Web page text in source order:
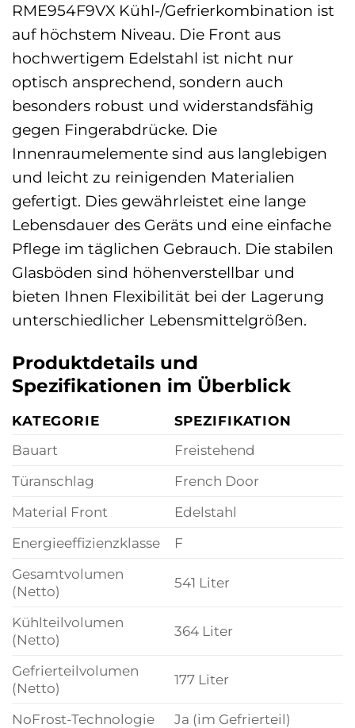
RME954F9VX Kühl-/Gefrierkombination ist
auf höchstem Niveau. Die Front aus
hochwertigem Edelstahl ist nicht nur
optisch ansprechend, sondern auch
besonders robust und widerstandsfähig
gegen Fingerabdrücke. Die
Innenraumelemente sind aus langlebigen
und leicht zu reinigenden Materialien
gefertigt. Dies gewährleistet eine lange
Lebensdauer des Geräts und eine einfache
Pflege im täglichen Gebrauch. Die stabilen
Glasböden sind höhenverstellbar und
bieten Ihnen Flexibilität bei der Lagerung
unterschiedlicher Lebensmittelgrößen.
Produktdetails und
Spezifikationen im Überblick
KATEGORIE
SPEZIFIKATION
Bauart
Freistehend
Türanschlag
French Door
Material Front
Edelstahl
Energieeffizienzklasse
F
Gesamtvolumen
(Netto)
541 Liter
Kühlteilvolumen
(Netto)
364 Liter
Gefrierteilvolumen
(Netto)
177 Liter
NoFrost-Technologie
Ja (im Gefrierteil)